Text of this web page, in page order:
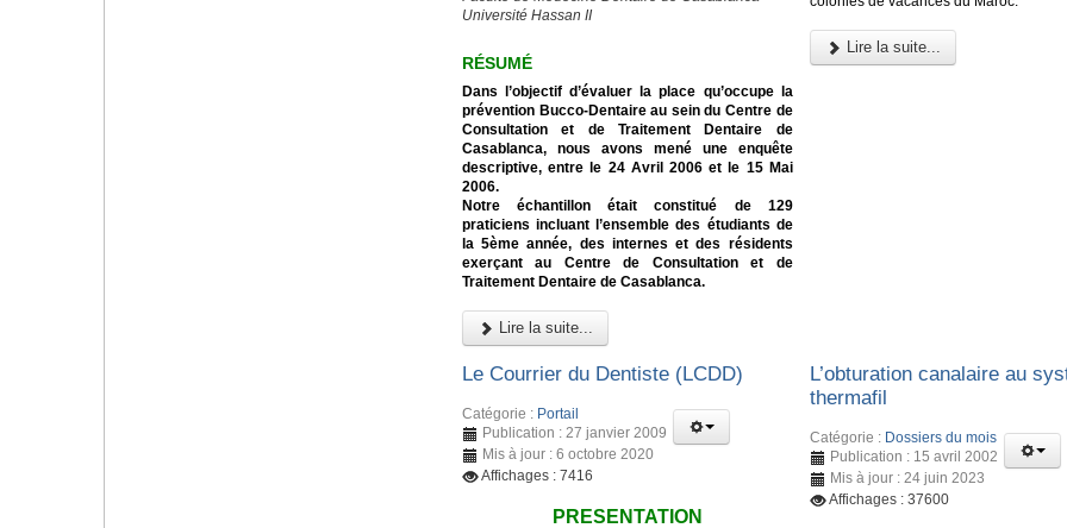
Université Hassan II
RÉSUMÉ
Dans l’objectif d’évaluer la place qu’occupe la
prévention Bucco-Dentaire au sein du Centre de
Consultation et de Traitement Dentaire de
Casablanca, nous avons mené une enquête
descriptive, entre le 24 Avril 2006 et le 15 Mai
2006.
Notre échantillon était constitué de 129
praticiens incluant l’ensemble des étudiants de
la 5ème année, des internes et des résidents
exerçant au Centre de Consultation et de
Traitement Dentaire de Casablanca.
Lire la suite...
Lire la suite...
Le Courrier du Dentiste (LCDD)
Catégorie : Portail
Publication : 27 janvier 2009
Mis à jour : 6 octobre 2020
Affichages : 7416
PRESENTATION
L’obturation canalaire au
thermafil
Catégorie : Dossiers du mois
Publication : 15 avril 2002
Mis à jour : 24 juin 2023
Affichages : 37600